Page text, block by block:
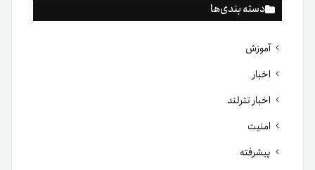
دسته بندی‌ها
آموزش
اخبار
اخبار تترلند
امنیت
پیشرفته